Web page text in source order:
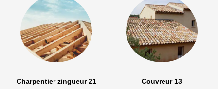
Charpentier zingueur 21 Couvreur 13